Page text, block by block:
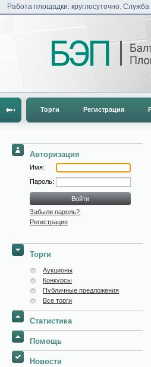
Работа площадки: круглосуточно.
Торги Регистрация
Авторизация
Имя:
Пароль:
Забыли пароль?
Регистрация
Торги
Аукционы
Конкурсы
Публичные предложения
Все торги
Статистика
Помощь
Новости